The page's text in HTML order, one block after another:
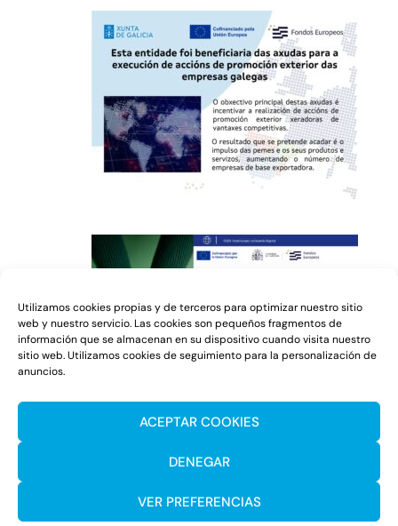
Utilizamos cookies propias y de terceros para optimizar nuestro sitio
web y nuestro servicio. Las cookies son pequeños fragmentos de
información que se almacenan en su dispositivo cuando visita nuestro
sitio web. Utilizamos cookies de seguimiento para la personalización de
anuncios.
ACEPTAR COOKIES
DENEGAR
VER PREFERENCIAS